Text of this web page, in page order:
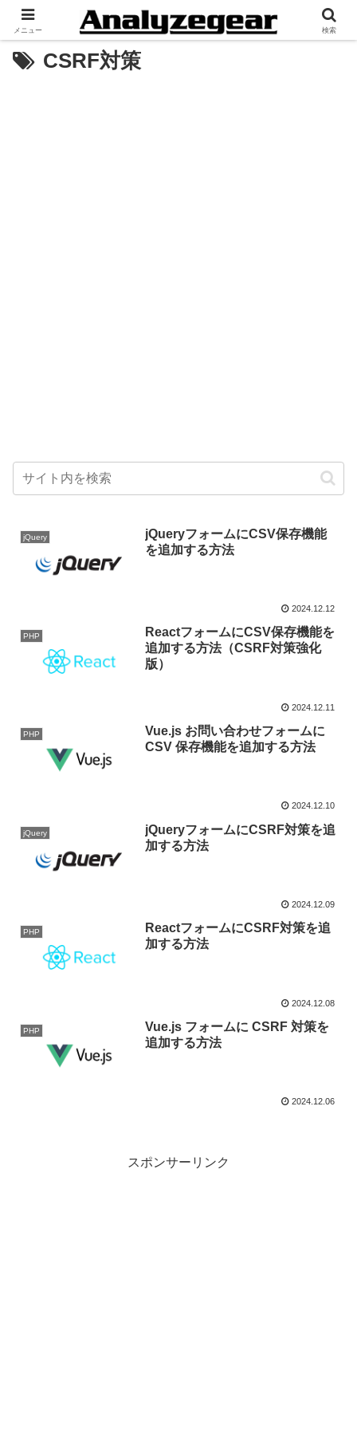
CSRF対策
jQuery
jQueryフォームにCSV保存機能
を追加する方法
2024.12.12
PHP
ReactフォームにCSV保存機能を
追加する方法（CSRF対策強化
版）
2024.12.11
PHP
Vue.js お問い合わせフォームに
CSV 保存機能を追加する方法
2024.12.10
jQuery
jQueryフォームにCSRF対策を追
加する方法
2024.12.09
PHP
ReactフォームにCSRF対策を追
加する方法
2024.12.08
PHP
Vue.js フォームに CSRF 対策を
追加する方法
2024.12.06
スポンサーリンク
メニュー 検索